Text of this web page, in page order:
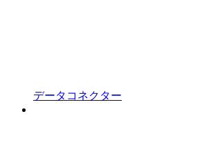
データコネクター